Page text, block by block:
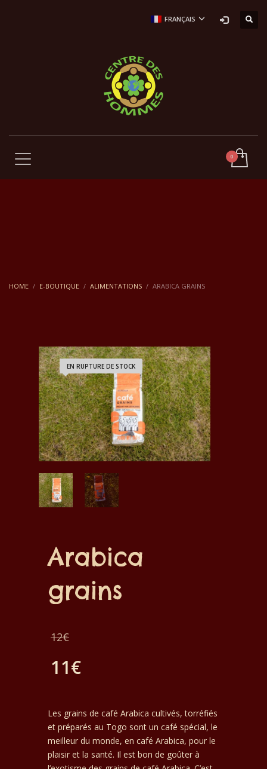
FRANÇAIS
HOME E-BOUTIQUE ALIMENTATIONS ARABICA GRAINS
EN RUPTURE DE STOCK
Arabica
grains
12€
prix
était :
12€.
11€
prix
actuel
est :
Les grains de café Arabica cultivés, torréfiés
et préparés au Togo sont un café spécial, le
meilleur du monde, en café Arabica, pour le
plaisir et la santé. Il est bon de goûter à